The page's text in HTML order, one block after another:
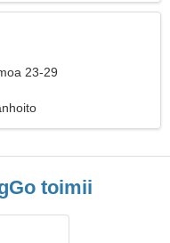
23-29
toimii